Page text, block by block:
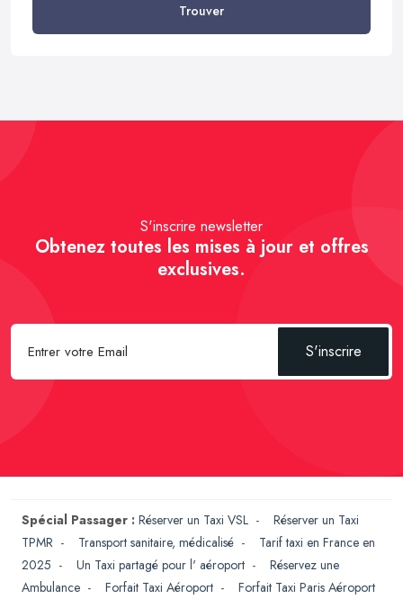
Trouver
S'inscrire newsletter
Obtenez toutes les mises à jour et offres
exclusives.
S'inscrire
Spécial Passager : Réserver un Taxi VSL - Réserver un Taxi
TPMR - Transport sanitaire, médicalisé - Tarif taxi en France en
2025 - Un Taxi partagé pour l' aéroport - Réservez une
Ambulance - Forfait Taxi Aéroport - Forfait Taxi Paris Aéroport